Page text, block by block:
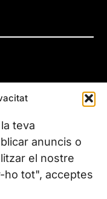
teva
anuncis o
el nostre
ho tot", acceptes